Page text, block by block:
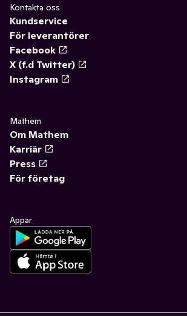
Kontakta oss
Kundservice
För leverantörer
Facebook
X (f.d Twitter)
Instagram
Mathem
Om Mathem
Karriär
Press
För företag
Appar